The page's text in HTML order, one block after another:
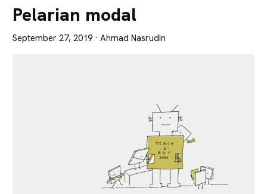
Tajam
Pelarian modal
September 27, 2019 · Ahmad Nasrudin